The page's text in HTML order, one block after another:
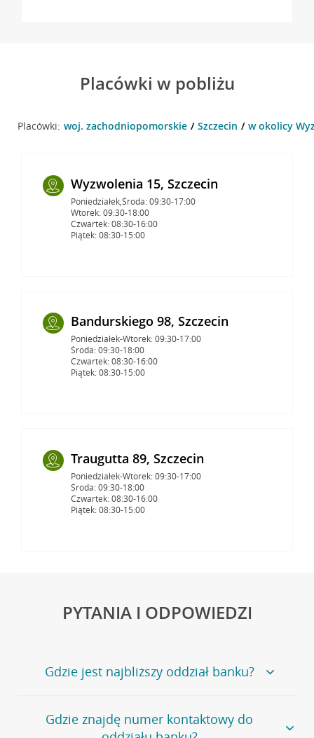
Placówki w pobliżu
Placówki: woj. zachodniopomorskie Szczecin w okolicy
Wyzwolenia 15, Szczecin
Poniedziałek,Środa: 09:30-17:00
Wtorek: 09:30-18:00
Czwartek: 08:30-16:00
Piątek: 08:30-15:00
Bandurskiego 98, Szczecin
Poniedziałek-Wtorek: 09:30-17:00
Środa: 09:30-18:00
Czwartek: 08:30-16:00
Piątek: 08:30-15:00
Traugutta 89, Szczecin
Poniedziałek-Wtorek: 09:30-17:00
Środa: 09:30-18:00
Czwartek: 08:30-16:00
Piątek: 08:30-15:00
PYTANIA I ODPOWIEDZI
Gdzie jest najbliższy oddział banku?
Jeśli szukasz oddziału naszego banku, zapraszamy na
stronęPlacówki i bankomaty, na której znajduje się
Gdzie znajdę numer kontaktowy do